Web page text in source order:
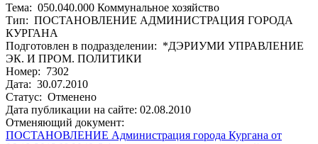
Тема: 050.040.000 Коммунальное хозяйство
Тип: ПОСТАНОВЛЕНИЕ АДМИНИСТРАЦИЯ ГОРОДА
КУРГАНА
Подготовлен в подразделении: *ДЭРИУМИ УПРАВЛЕНИЕ
ЭК. И ПРОМ. ПОЛИТИКИ
Номер: 7302
Дата: 30.07.2010
Статус: Отменено
Дата публикации на сайте: 02.08.2010
Отменяющий документ:
ПОСТАНОВЛЕНИЕ Администрация города Кургана от